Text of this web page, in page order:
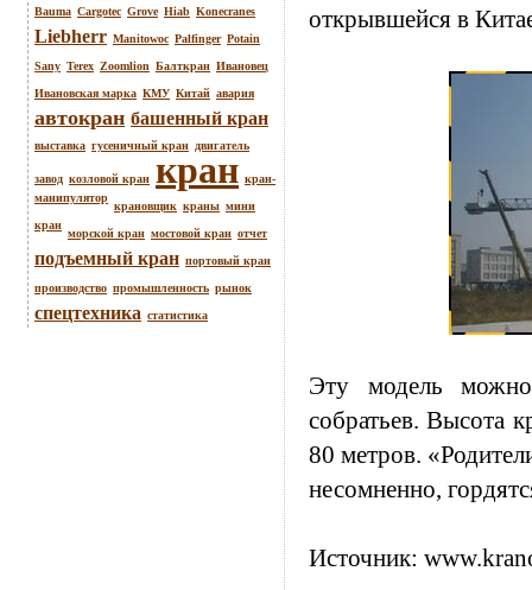
Bauma Cargotec Grove Hiab Konecranes
Liebherr Manitowoc Palfinger Potain
Sany Terex Zoomlion Балткран Ивановец
Ивановская марка КМУ Китай авария
автокран башенный кран
выставка гусеничный кран двигатель
завод козловой кран кран кран-
манипулятор крановщик краны мини
кран морской кран мостовой кран отчет
подъемный кран портовый кран
производство промышленность рынок
спецтехника статистика
открывшейся в
Эту модель
собратьев. Высота
80 метров.
несомненно,
Источник: